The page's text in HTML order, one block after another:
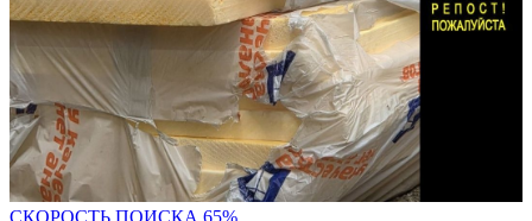
СКОРОСТЬ ПОИСКА 65%